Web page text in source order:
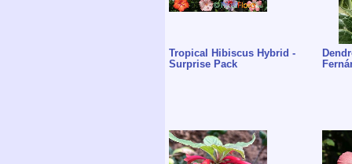
Tropical Hibiscus Hybrid -
Surprise Pack